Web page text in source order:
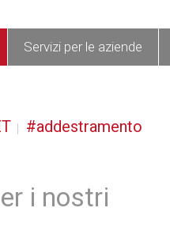
Servizi per le aziende
addestramento
i nostri